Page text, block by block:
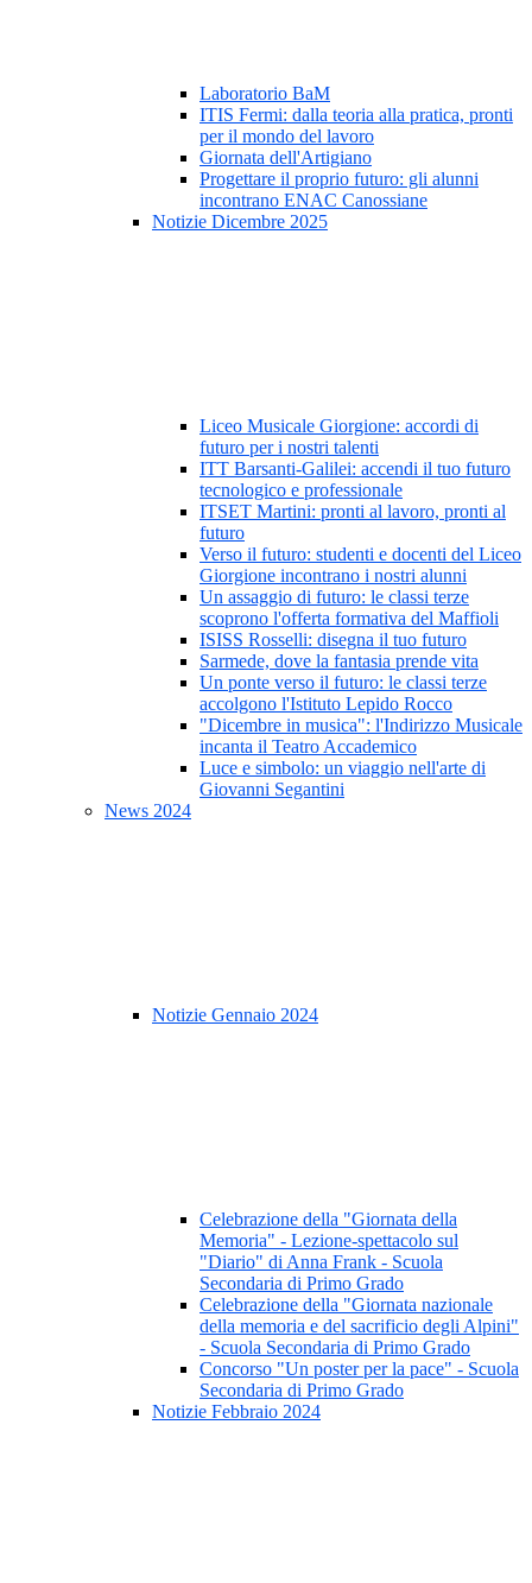
Laboratorio BaM
ITIS Fermi: dalla teoria alla pratica, pronti
per il mondo del lavoro
Giornata dell'Artigiano
Progettare il proprio futuro: gli alunni
incontrano ENAC Canossiane
Notizie Dicembre 2025
Liceo Musicale Giorgione: accordi di
futuro per i nostri talenti
ITT Barsanti-Galilei: accendi il tuo futuro
tecnologico e professionale
ITSET Martini: pronti al lavoro, pronti al
futuro
Verso il futuro: studenti e docenti del Liceo
Giorgione incontrano i nostri alunni
Un assaggio di futuro: le classi terze
scoprono l'offerta formativa del Maffioli
ISISS Rosselli: disegna il tuo futuro
Sarmede, dove la fantasia prende vita
Un ponte verso il futuro: le classi terze
accolgono l'Istituto Lepido Rocco
"Dicembre in musica": l'Indirizzo Musicale
incanta il Teatro Accademico
Luce e simbolo: un viaggio nell'arte di
Giovanni Segantini
News 2024
Notizie Gennaio 2024
Celebrazione della "Giornata della
Memoria" - Lezione-spettacolo sul
"Diario" di Anna Frank - Scuola
Secondaria di Primo Grado
Celebrazione della "Giornata nazionale
della memoria e del sacrificio degli Alpini"
- Scuola Secondaria di Primo Grado
Concorso "Un poster per la pace" - Scuola
Secondaria di Primo Grado
Notizie Febbraio 2024